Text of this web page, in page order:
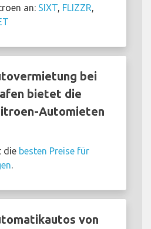
an: SIXT, FLIZZR,
bei
bietet die
Automieten
die besten Preise für
.
von